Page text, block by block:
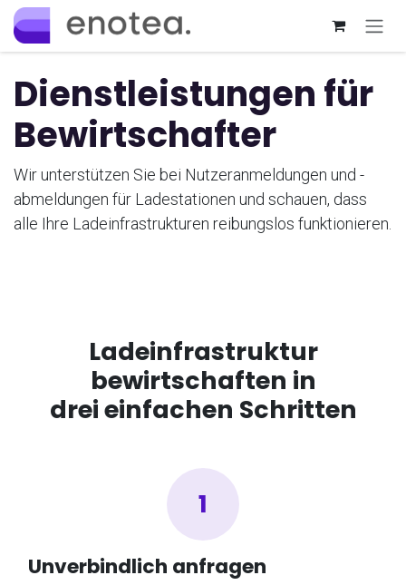
Zum Inhalt springen
Dienstleistungen für
Bewirtschafter
Wir unterstützen Sie bei Nutzeranmeldungen und -
abmeldungen für Ladestationen und schauen, dass
alle Ihre Ladeinfrastrukturen reibungslos funktionieren.
Ladeinfrastruktur
bewirtschaften in
drei einfachen Schritten
1
Unverbindlich anfragen